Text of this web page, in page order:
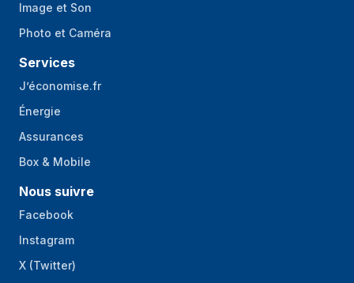
Image et Son
Photo et Caméra
Services
J’économise.fr
Énergie
Assurances
Box & Mobile
Nous suivre
Facebook
Instagram
X (Twitter)